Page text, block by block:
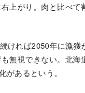
上がり。肉と比べて
ければ2050年に漁獲
無視できない。北海
あるという。